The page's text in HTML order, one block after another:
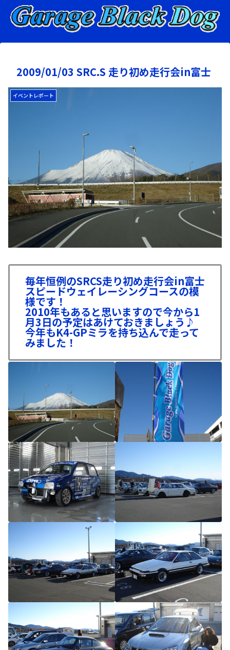
2009/01/03 SRC.S 走り初め走行会in富士
イベントレポート
毎年恒例のSRCS走り初め走行会in富士
スピードウェイレーシングコースの模
様です！
2010年もあると思いますので今から1
月3日の予定はあけておきましょう♪
今年もK4-GPミラを持ち込んで走って
みました！